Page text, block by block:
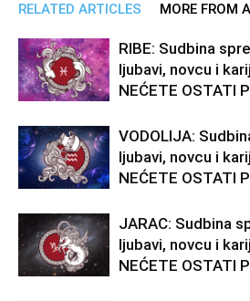
RELATED ARTICLES MORE FROM
RIBE: Sudbina
ljubavi, novcu i
NEĆETE OSTATI
VODOLIJA:
ljubavi, novcu i
NEĆETE OSTATI
JARAC: Sudbina
ljubavi, novcu i
NEĆETE OSTATI